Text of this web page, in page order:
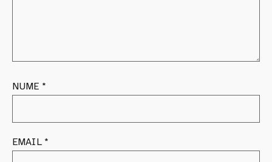
NUME *
EMAIL *